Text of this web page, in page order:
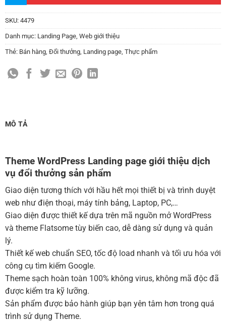
Thiết kế 2 banner chạy ở slider chính
Thay đổi màu sắc toàn bộ site theo yêu cầu
(+150,000 ₫)
Thiết kế logo đơn giản để đăng web
MUA THÊM TÊN MIỀN + HOSTING
Tên miền Việt Nam .vn (1 năm)
(+550,000 ₫)
Hosting 2GB SSD (1 năm)
Hosting 4GB SSD (1 năm)(+1,000,000 ₫)
Hosting 8GB SSD (1 năm)(+1,200,000 ₫)
SKU: 4479
Danh mục: Landing Page Web giới thiệu
Thẻ: Bán hàng Đổi thưởng Landing page Thực phẩm
MÔ TẢ
Theme WordPress Landing page giới thiệu dịch
vụ đổi thưởng sản phẩm
Giao diện tương thích với hầu hết mọi thiết bị và trình duyệt
web như điện thoại, máy tính bảng, Laptop, PC,…
Giao diện được thiết kế dựa trên mã nguồn mở WordPress
và theme Flatsome tùy biến cao, dễ dàng sử dụng và quản
lý.
Thiết kế web chuẩn SEO, tốc độ load nhanh và tối ưu hóa với
công cụ tìm kiếm Google.
Theme sạch hoàn toàn 100% không virus, không mã độc đã
được kiểm tra kỹ lưỡng.
Sản phẩm được bảo hành giúp bạn yên tâm hơn trong quá
trình sử dụng Theme.